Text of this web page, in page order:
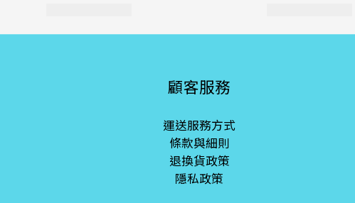
顧客服務
運送服務方式
條款與細則
退換貨政策
隱私政策